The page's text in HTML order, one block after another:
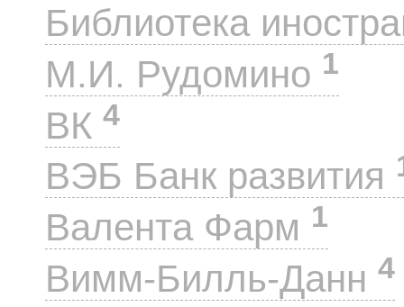
Библиотека
М.И. Рудомино 1
ВК 4
ВЭБ Банк развития
Валента Фарм 1
Вимм-Билль-Данн 4